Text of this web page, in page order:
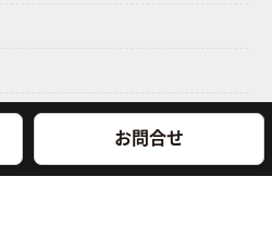
お問合せ